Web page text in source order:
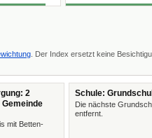
. Der Index ersetzt keine
2
mit Betten-
Schule:
Die nächste
entfernt.